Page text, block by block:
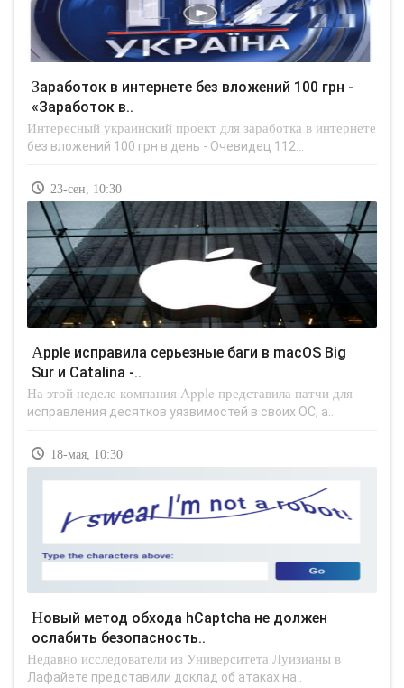
Заработок в интернете без вложений 100 грн -
«Заработок в..
Интересный украинский проект для заработка в интернете
без вложений 100 грн в день - Очевидец 112...
23-сен, 10:30
Apple исправила серьезные баги в macOS Big
Sur и Catalina -..
На этой неделе компания Apple представила патчи для
исправления десятков уязвимостей в своих ОС, а..
18-мая, 10:30
Новый метод обхода hCaptcha не должен
ослабить безопасность..
Недавно исследователи из Университета Луизианы в
Лафайете представили доклад об атаках на..